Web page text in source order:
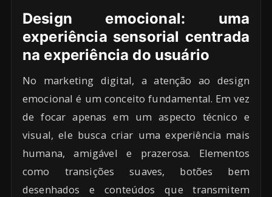
Design emocional: uma
experiência sensorial centrada
na experiência do usuário
No marketing digital, a atenção ao design
emocional é um conceito fundamental. Em vez
de focar apenas em um aspecto técnico e
visual, ele busca criar uma experiência mais
humana, amigável e prazerosa. Elementos
como transições suaves, botões bem
desenhados e conteúdos que transmitem